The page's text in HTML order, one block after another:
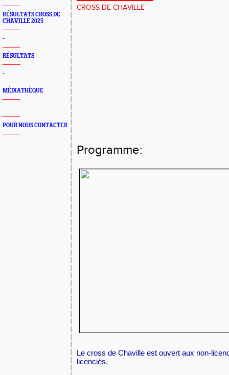
RÉSULTATS CROSS DE
CHAVILLE 2025
-
RÉSULTATS
-
MÉDIATHÈQUE
-
POUR NOUS CONTACTER
CROSS DE CHAVILLE
Programme:
Le cross de Chaville est ouvert aux non-
licenciés.